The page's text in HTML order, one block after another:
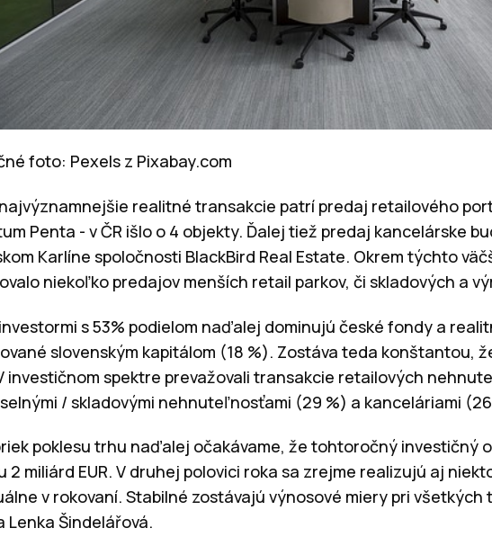
foto: Pexels z Pixabay.com
realitné transakcie patrí predaj retailového
Penta - v ČR išlo o 4 objekty. Ďalej tiež predaj kancelárske
Karlíne spoločnosti BlackBird Real Estate. Okrem týchto
niekoľko predajov menších retail parkov, či skladových a
s 53% podielom naďalej dominujú české fondy a
slovenským kapitálom (18 %). Zostáva teda konštantou,
investičnom spektre prevažovali transakcie retailových
/ skladovými nehnuteľnosťami (29 %) a kanceláriami
poklesu trhu naďalej očakávame, že tohtoročný investičný
2 miliárd EUR. V druhej polovici roka sa zrejme realizujú aj
v rokovaní. Stabilné zostávajú výnosové miery pri
Lenka Šindelářová.